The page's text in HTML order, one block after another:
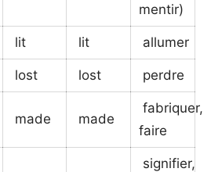
mentir)
lit lit allumer
lost lost perdre
made made
fabriquer,
faire
signifier,